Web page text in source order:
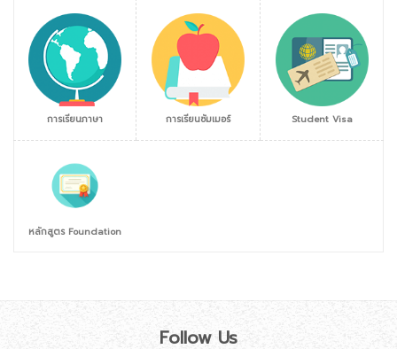
การเรียนภาษา การเรียนซัมเมอร์ Student Visa
หลักสูตร Foundation
Follow Us